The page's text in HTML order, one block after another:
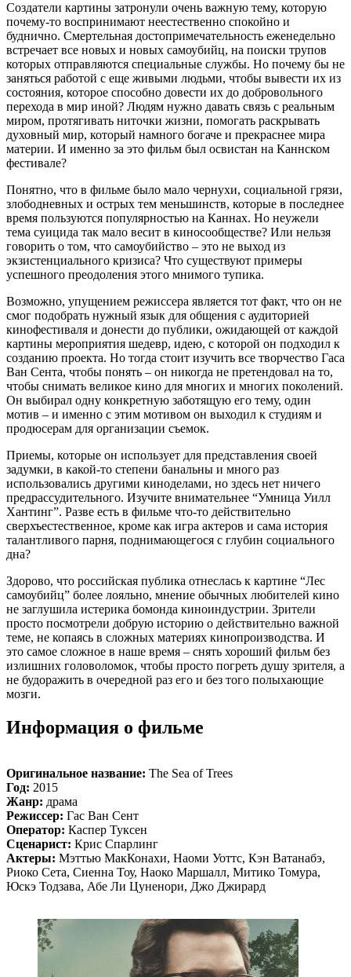
Создатели картины затронули очень важную тему, которую
почему-то воспринимают неестественно спокойно и
буднично. Смертельная достопримечательность еженедельно
встречает все новых и новых самоубийц, на поиски трупов
которых отправляются специальные службы. Но почему бы не
заняться работой с еще живыми людьми, чтобы вывести их из
состояния, которое способно довести их до добровольного
перехода в мир иной? Людям нужно давать связь с реальным
миром, протягивать ниточки жизни, помогать раскрывать
духовный мир, который намного богаче и прекраснее мира
материи. И именно за это фильм был освистан на Каннском
фестивале?
Понятно, что в фильме было мало чернухи, социальной грязи,
злободневных и острых тем меньшинств, которые в последнее
время пользуются популярностью на Каннах. Но неужели
тема суицида так мало весит в киносообществе? Или нельзя
говорить о том, что самоубийство – это не выход из
экзистенциального кризиса? Что существуют примеры
успешного преодоления этого мнимого тупика.
Возможно, упущением режиссера является тот факт, что он не
смог подобрать нужный язык для общения с аудиторией
кинофестиваля и донести до публики, ожидающей от каждой
картины мероприятия шедевр, идею, с которой он подходил к
созданию проекта. Но тогда стоит изучить все творчество Гаса
Ван Сента, чтобы понять – он никогда не претендовал на то,
чтобы снимать великое кино для многих и многих поколений.
Он выбирал одну конкретную заботящую его тему, один
мотив – и именно с этим мотивом он выходил к студиям и
продюсерам для организации съемок.
Приемы, которые он использует для представления своей
задумки, в какой-то степени банальны и много раз
использовались другими киноделами, но здесь нет ничего
предрассудительного. Изучите внимательнее “Умница Уилл
Хантинг”. Разве есть в фильме что-то действительно
сверхъестественное, кроме как игра актеров и сама история
талантливого парня, поднимающегося с глубин социального
дна?
Здорово, что российская публика отнеслась к картине “Лес
самоубийц” более лояльно, мнение обычных любителей кино
не заглушила истерика бомонда киноиндустрии. Зрители
просто посмотрели добрую историю о действительно важной
теме, не копаясь в сложных материях кинопроизводства. И
это самое сложное в наше время – снять хороший фильм без
излишних головоломок, чтобы просто погреть душу зрителя, а
не будоражить в очередной раз его и без того полыхающие
мозги.
Информация о фильме
Оригинальное название: The Sea of Trees
Год: 2015
Жанр: драма
Режиссер: Гас Ван Сент
Оператор: Каспер Туксен
Сценарист: Крис Спарлинг
Актеры: Мэттью МакКонахи, Наоми Уоттс, Кэн Ватанабэ,
Риоко Сета, Сиенна Тоу, Наоко Маршалл, Митико Томура,
Юскэ Тодзава, Абе Ли Цуненори, Джо Джирард